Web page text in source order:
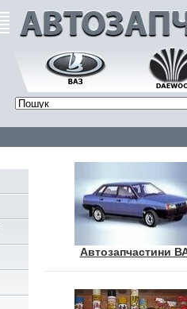
Автозапчастини